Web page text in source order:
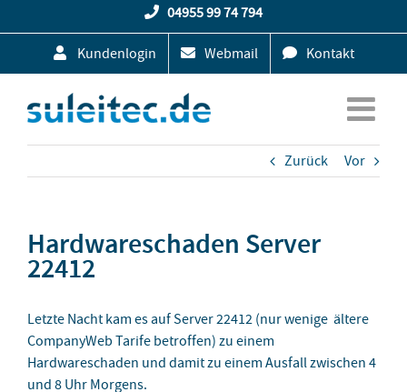
Inhalt
04955 99 74 794
Kundenlogin Webmail Kontakt
Zurück Vor
Hardwareschaden Server
22412
Letzte Nacht kam es auf Server 22412 (nur wenige ältere
CompanyWeb Tarife betroffen) zu einem
Hardwareschaden und damit zu einem Ausfall zwischen 4
und 8 Uhr Morgens.